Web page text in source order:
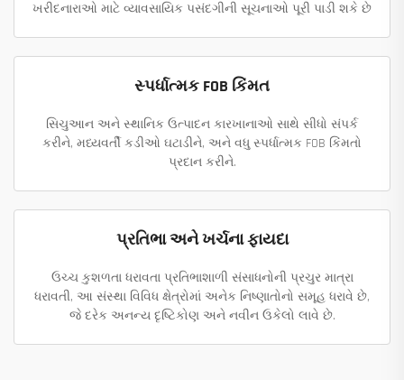
ખરીદનારાઓ માટે વ્યાવસાયિક પસંદગીની સૂચનાઓ પૂરી પાડી શકે છે
સ્પર્ધાત્મક FOB કિંમત
સિચુઆન અને સ્થાનિક ઉત્પાદન કારખાનાઓ સાથે સીધો સંપર્ક
કરીને, મધ્યવર્તી કડીઓ ઘટાડીને, અને વધુ સ્પર્ધાત્મક FOB કિંમતો
પ્રદાન કરીને.
પ્રતિભા અને ખર્ચના ફાયદા
ઉચ્ચ કુશળતા ધરાવતા પ્રતિભાશાળી સંસાધનોની પ્રચુર માત્રા
ધરાવતી, આ સંસ્થા વિવિધ ક્ષેત્રોમાં અનેક નિષ્ણાતોનો સમૂહ ધરાવે છે,
જે દરેક અનન્ય દૃષ્ટિકોણ અને નવીન ઉકેલો લાવે છે.